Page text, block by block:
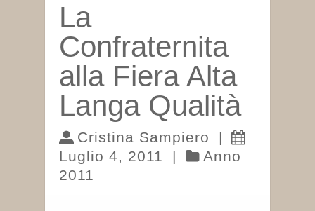
La
Confraternita
alla Fiera Alta
Langa Qualità
Cristina Sampiero
|
Luglio 4, 2011
|
Anno
2011